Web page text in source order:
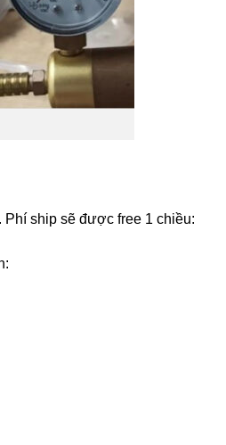
Phí ship sẽ được free 1 chiều: